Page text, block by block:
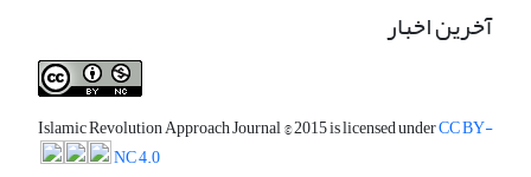
آخرین اخبار
Islamic Revolution Approach Journal© 2015 is licensed underCC BY-
NC 4.0